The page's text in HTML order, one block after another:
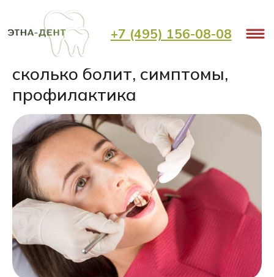
+7 (495) 156-08-08
Лечение глубокого кариеса:
сколько болит, симптомы,
профилактика